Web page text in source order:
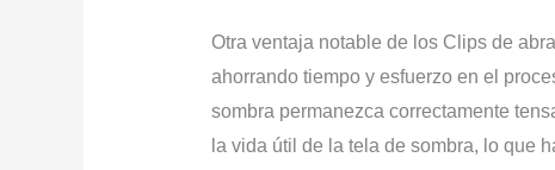
Otra ventaja notable de los Clips de
ahorrando tiempo y esfuerzo en el
sombra permanezca correctamente
la vida útil de la tela de sombra, lo que